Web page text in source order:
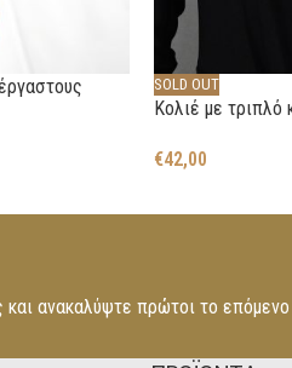
SOLD OUT
Κολιέ με τριπλό
€42,00
ανακαλύψτε πρώτοι το